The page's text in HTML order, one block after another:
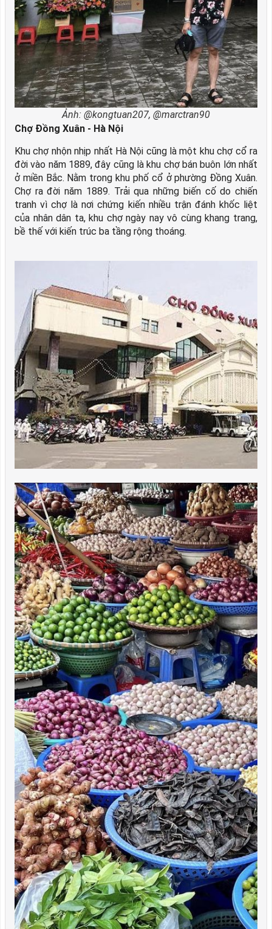
Ảnh: @kongtuan207, @marctran90
Chợ Đồng Xuân - Hà Nội
Khu chợ nhộn nhịp nhất Hà Nội cũng là một khu chợ cổ ra
đời vào năm 1889, đây cũng là khu chợ bán buôn lớn nhất
ở miền Bắc. Nằm trong khu phố cổ ở phường Đồng Xuân.
Chợ ra đời năm 1889. Trải qua những biến cố do chiến
tranh vì chợ là nơi chứng kiến nhiều trận đánh khốc liệt
của nhân dân ta, khu chợ ngày nay vô cùng khang trang,
bề thế với kiến trúc ba tầng rộng thoáng.